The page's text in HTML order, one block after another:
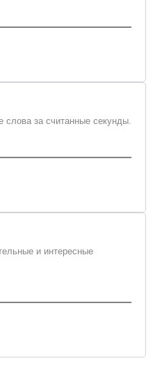
слова за считанные секунды.
и интересные